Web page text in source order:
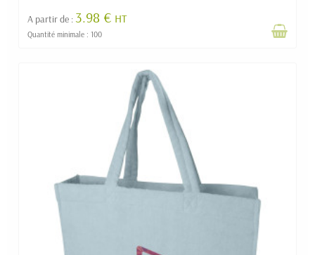
A partir de : 3.98 € HT
Quantité minimale : 100